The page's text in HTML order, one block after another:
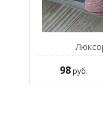
98 руб.